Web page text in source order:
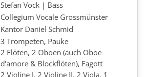
Stefan Vock | Bass
Collegium Vocale Grossmünster
Kantor Daniel Schmid
3 Trompeten, Pauke
2 Flöten, 2 Oboen (auch Oboe
d'amore & Blockflöten), Fagott
2 Violine I, 2 Violine II, 2 Viola, 1